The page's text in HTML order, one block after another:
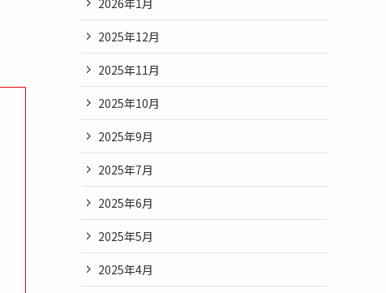
2025年12月
2025年11月
2025年10月
2025年9月
2025年7月
2025年6月
2025年5月
2025年4月